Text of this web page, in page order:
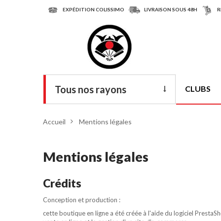
EXPÉDITION COLISSIMO LIVRAISON SOUS 48H
Tous nos rayons
Armes
Chaussures
CLUBS
Accueil > Mentions légales
Mentions légales
Crédits
Conception et production :
cette boutique en ligne a été créée à l'aide du logiciel